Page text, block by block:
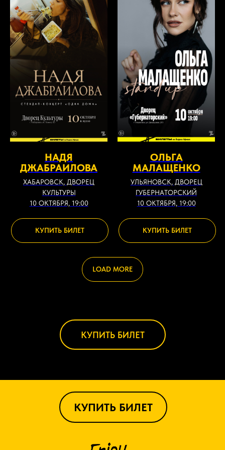
НАДЯ
ДЖАБРАИЛОВА
ХАБАРОВСК, ДВОРЕЦ
КУЛЬТУРЫ
10 ОКТЯБРЯ, 19:00
КУПИТЬ БИЛЕТ
ОЛЬГА
МАЛАЩЕНКО
УЛЬЯНОВСК, ДВОРЕЦ
ГУБЕРНАТОРСКИЙ
10 ОКТЯБРЯ, 19:00
КУПИТЬ БИЛЕТ
LOAD MORE
КУПИТЬ БИЛЕТ
КУПИТЬ БИЛЕТ